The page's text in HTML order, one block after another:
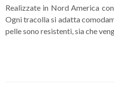
Realizzate in Nord America
Ogni tracolla si adatta
pelle sono resistenti, sia che